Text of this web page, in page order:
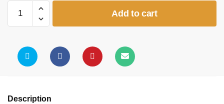
grădiniță
polițe
(model
Add to cart
Description